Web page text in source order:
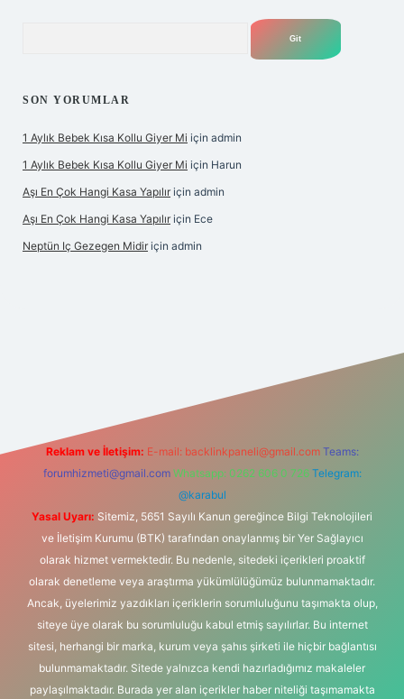
SON YORUMLAR
1 Aylık Bebek Kısa Kollu Giyer Mi için admin
1 Aylık Bebek Kısa Kollu Giyer Mi için Harun
Aşı En Çok Hangi Kasa Yapılır için admin
Aşı En Çok Hangi Kasa Yapılır için Ece
Neptün Iç Gezegen Midir için admin
Reklam ve İletişim: E-mail: backlinkpaneli@gmail.com Teams:
forumhizmeti@gmail.com Whatsapp: 0262 606 0 726 Telegram:
@karabul
Yasal Uyarı: Sitemiz, 5651 Sayılı Kanun gereğince Bilgi Teknolojileri
ve İletişim Kurumu (BTK) tarafından onaylanmış bir Yer Sağlayıcı
olarak hizmet vermektedir. Bu nedenle, sitedeki içerikleri proaktif
olarak denetleme veya araştırma yükümlülüğümüz bulunmamaktadır.
Ancak, üyelerimiz yazdıkları içeriklerin sorumluluğunu taşımakta olup,
siteye üye olarak bu sorumluluğu kabul etmiş sayılırlar. Bu internet
sitesi, herhangi bir marka, kurum veya şahıs şirketi ile hiçbir bağlantısı
bulunmamaktadır. Sitede yalnızca kendi hazırladığımız makaleler
paylaşılmaktadır. Burada yer alan içerikler haber niteliği taşımamakta